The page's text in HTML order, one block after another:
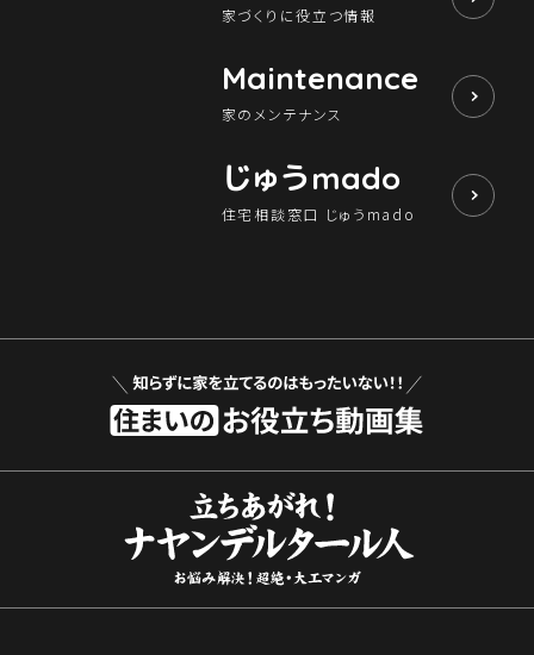
家づくりに役立つ情報
Maintenance
家のメンテナンス
じゅうmado
住宅相談窓口 じゅうmado